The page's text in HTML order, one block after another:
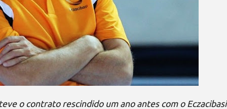
o contrato rescindido um ano antes com o Eczacibasi